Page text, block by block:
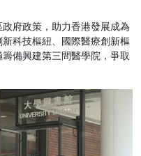
府政策，助力香港發展成為
科技樞紐、國際醫療創新樞
備興建第三間醫學院，爭取